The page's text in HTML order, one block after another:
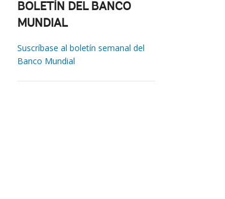
BOLETÍN DEL BANCO
MUNDIAL
Suscríbase al boletín semanal del
Banco Mundial